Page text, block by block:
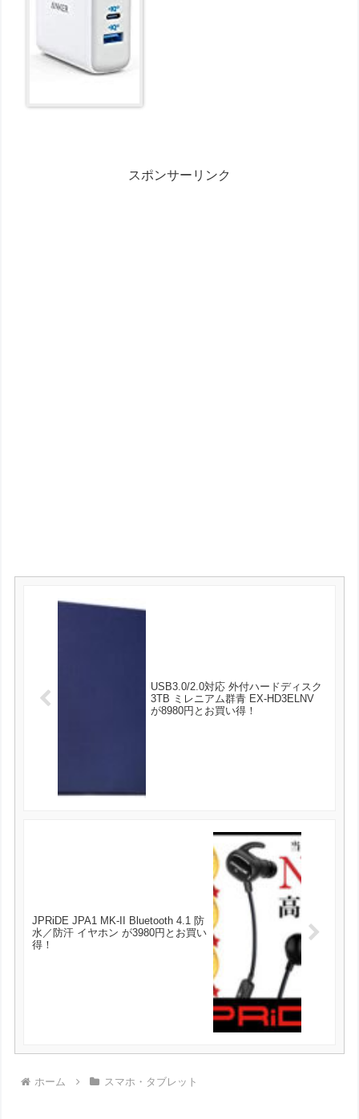
スポンサーリンク
USB3.0/2.0対応 外付ハードディスク
3TB ミレニアム群青 EX-HD3ELNV
が8980円とお買い得！
JPRiDE JPA1 MK-II Bluetooth 4.1 防
水／防汗 イヤホン が3980円とお買い
得！
ホーム スマホ・タブレット